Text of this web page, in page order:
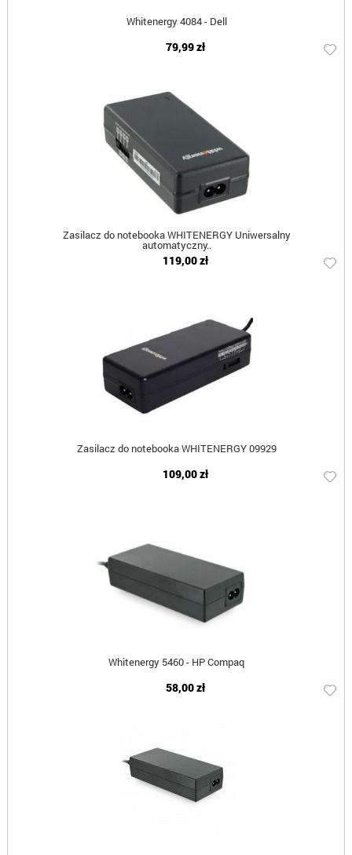
Whitenergy 4084 - Dell
79,99 zł
Zasilacz do notebooka WHITENERGY Uniwersalny
automatyczny..
119,00 zł
Zasilacz do notebooka WHITENERGY 09929
109,00 zł
Whitenergy 5460 - HP Compaq
58,00 zł